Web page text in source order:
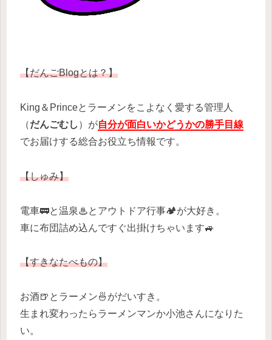
【だんごBlogとは？】
King＆Princeとラーメンをこよなく愛する管理人
（だんごむし ）が自分が面白いかどうかの勝手目線
でお届けする総合お役立ち情報です。
【しゅみ】
電車🚃と温泉♨とアウトドア行事🏕が大好き。
車に布団詰め込んですぐ出掛けちゃいます🚙
【すきなたべもの】
お酒🍺とラーメン🍜がだいすき。
生まれ変わったらラーメンマンか小池さんになりた
い。